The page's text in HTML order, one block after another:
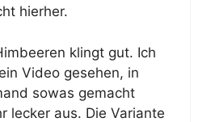
hierher.
klingt gut. Ich
Video gesehen, in
sowas gemacht
lecker aus. Die Variante